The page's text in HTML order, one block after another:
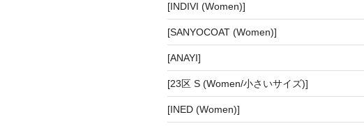
[INDIVI (Women)]
[SANYOCOAT (Women)]
[ANAYI]
[23区 S (Women/小さいサイズ)]
[INED (Women)]